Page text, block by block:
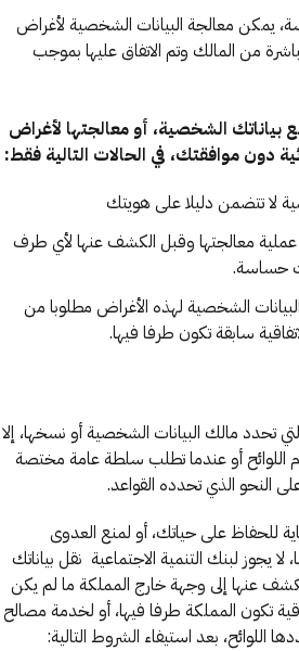
يمكن معالجة البيانات الشخصية لأغراض
من المالك وتم الاتفاق عليها بموجب
الشخصية، أو معالجتها لأغراض
دون موافقتك، في الحالات التالية فقط:
لا تتضمن دليلا على هويتك
عملية معالجتها وقبل الكشف عنها لأي طرف
حساسة.
الشخصية لهذه الأغراض مطلوبا من
سابقة تكون طرفا فيها.
تحدد مالك البيانات الشخصية أو نسخها، إلا
اللوائح أو عندما تطلب سلطة عامة مختصة
النحو الذي تحدده القواعد.
للحفاظ على حياتك، أو لمنع العدوى
يجوز لبنك التنمية الاجتماعية نقل بياناتك
عنها إلى وجهة خارج المملكة ما لم يكن
تكون المملكة طرفا فيها، أو لخدمة مصالح
اللوائح، بعد استيفاء الشروط التالية: